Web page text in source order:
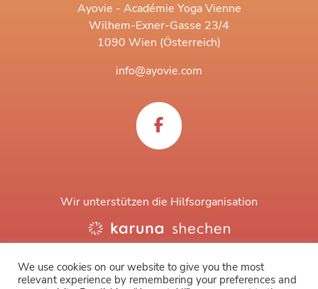
Ayovie - Académie Yoga Vienne
Wilhem-Exner-Gasse 23/4
1090 Wien (Österreich)
info@ayovie.com
Wir unterstützen die Hilfsorganisation
We use cookies on our website to give you the most
relevant experience by remembering your preferences and